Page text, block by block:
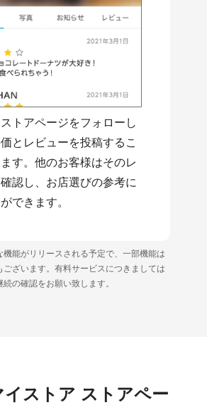
トアページをフォローし
とレビューを投稿するこ
す。他のお客様はそのレ
認し、お店選びの参考に
できます。
能がリリースされる予定で、一部機能は
ございます。有料サービスにつきましては
の確認をお願い致します。
イストア ストアペー